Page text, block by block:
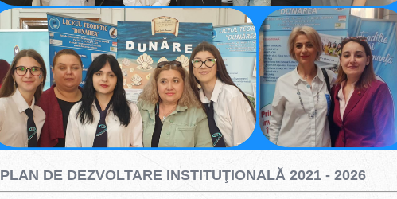
PLAN DE DEZVOLTARE INSTITUŢIONALĂ 2021 - 2026